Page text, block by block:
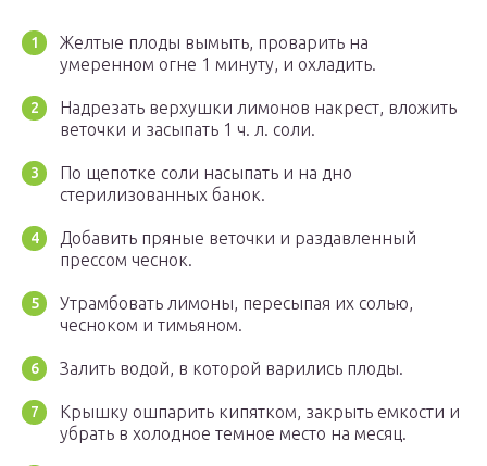
Желтые плоды вымыть, проварить на
умеренном огне 1 минуту, и охладить.
Надрезать верхушки лимонов накрест, вложить
веточки и засыпать 1 ч. л. соли.
По щепотке соли насыпать и на дно
стерилизованных банок.
Добавить пряные веточки и раздавленный
прессом чеснок.
Утрамбовать лимоны, пересыпая их солью,
чесноком и тимьяном.
Залить водой, в которой варились плоды.
Крышку ошпарить кипятком, закрыть емкости и
убрать в холодное темное место на месяц.